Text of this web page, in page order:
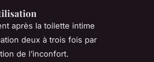
après la toilette intime
deux à trois fois par
de l’inconfort.